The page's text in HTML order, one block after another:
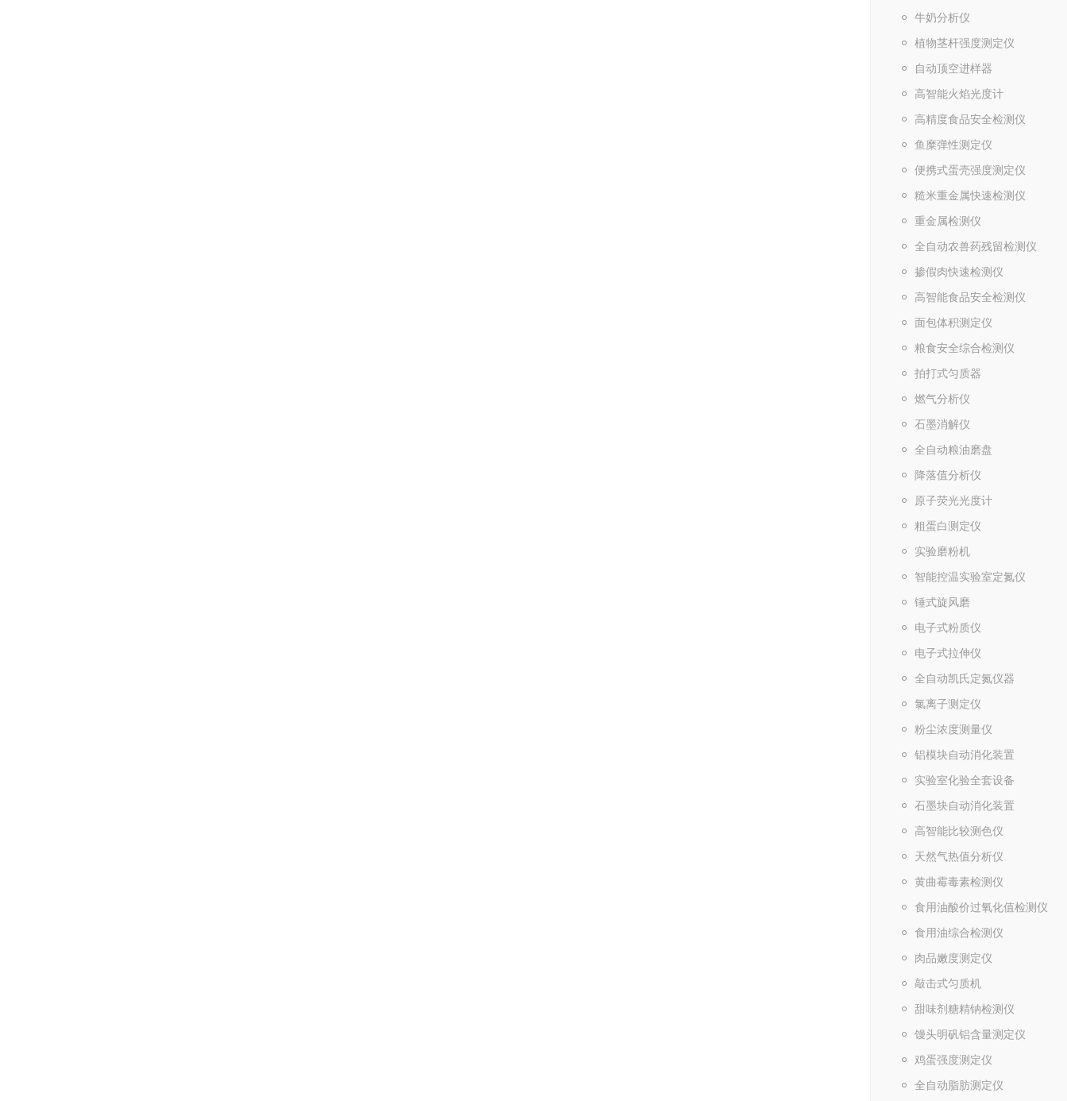
牛奶分析仪
植物茎杆强度测定仪
自动顶空进样器
高智能火焰光度计
高精度食品安全检测仪
鱼糜弹性测定仪
便携式蛋壳强度测定仪
糙米重金属快速检测仪
重金属检测仪
全自动农兽药残留检测仪
掺假肉快速检测仪
高智能食品安全检测仪
面包体积测定仪
粮食安全综合检测仪
拍打式匀质器
燃气分析仪
石墨消解仪
全自动粮油磨盘
降落值分析仪
原子荧光光度计
粗蛋白测定仪
实验磨粉机
智能控温实验室定氮仪
锤式旋风磨
电子式粉质仪
电子式拉伸仪
全自动凯氏定氮仪器
氯离子测定仪
粉尘浓度测量仪
铝模块自动消化装置
实验室化验全套设备
石墨块自动消化装置
高智能比较测色仪
天然气热值分析仪
黄曲霉毒素检测仪
食用油酸价过氧化值检测仪
食用油综合检测仪
肉品嫩度测定仪
敲击式匀质机
甜味剂糖精钠检测仪
馒头明矾铝含量测定仪
鸡蛋强度测定仪
全自动脂肪测定仪